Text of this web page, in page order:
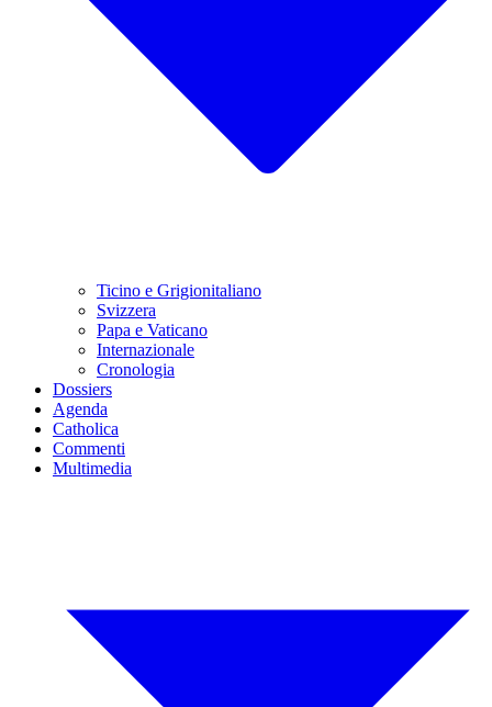
Ticino e Grigionitaliano
Svizzera
Papa e Vaticano
Internazionale
Cronologia
Dossiers
Agenda
Catholica
Commenti
Multimedia